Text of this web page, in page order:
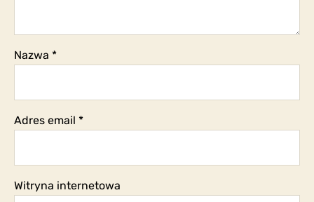
Nazwa *
Adres email *
Witryna internetowa